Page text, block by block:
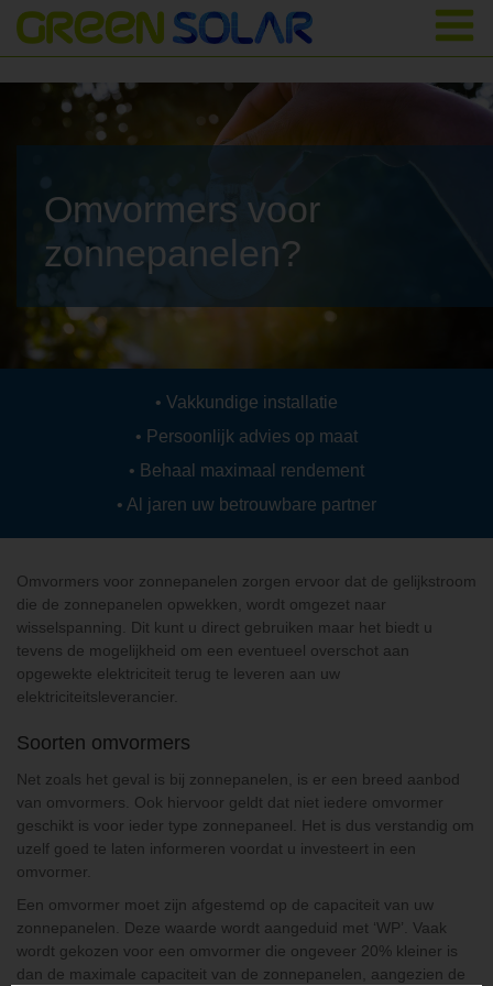
Omvormers voor
zonnepanelen?
Vakkundige installatie
Persoonlijk advies op maat
Behaal maximaal rendement
Al jaren uw betrouwbare partner
Omvormers voor zonnepanelen zorgen ervoor dat de gelijkstroom
die de zonnepanelen opwekken, wordt omgezet naar
wisselspanning. Dit kunt u direct gebruiken maar het biedt u
tevens de mogelijkheid om een eventueel overschot aan
opgewekte elektriciteit terug te leveren aan uw
elektriciteitsleverancier.
Soorten omvormers
Net zoals het geval is bij zonnepanelen, is er een breed aanbod
van omvormers. Ook hiervoor geldt dat niet iedere omvormer
geschikt is voor ieder type zonnepaneel. Het is dus verstandig om
uzelf goed te laten informeren voordat u investeert in een
omvormer.
Een omvormer moet zijn afgestemd op de capaciteit van uw
zonnepanelen. Deze waarde wordt aangeduid met ‘WP’. Vaak
wordt gekozen voor een omvormer die ongeveer 20% kleiner is
dan de maximale capaciteit van de zonnepanelen, aangezien de